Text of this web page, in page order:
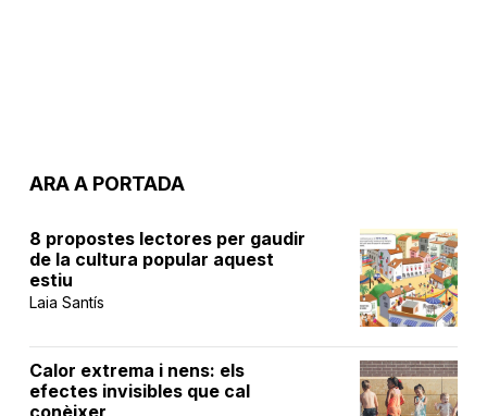
ARA A PORTADA
8 propostes lectores per gaudir
de la cultura popular aquest
estiu
Laia Santís
Calor extrema i nens: els
efectes invisibles que cal
conèixer